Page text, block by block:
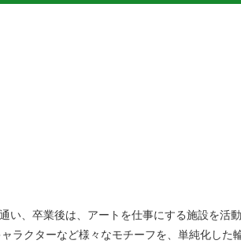
、卒業後は、アートを仕事にする施設を活
ラクターなど様々なモチーフを、単純化した